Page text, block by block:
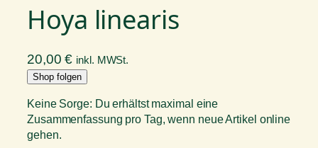
Hoya linearis
20,00€ inkl. MWSt.
Shop folgen
Keine Sorge: Du erhältst maximal eine
Zusammenfassung pro Tag, wenn neue Artikel online
gehen.